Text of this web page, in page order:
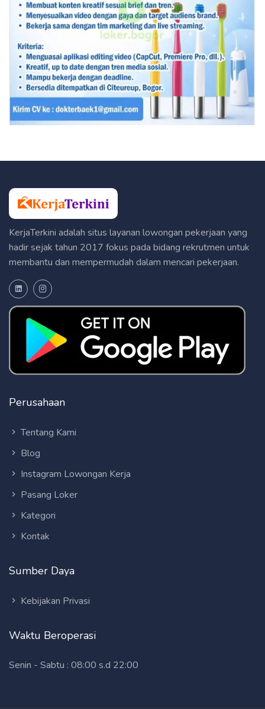
KerjaTerkini adalah situs layanan lowongan pekerjaan yang
hadir sejak tahun 2017 fokus pada bidang rekrutmen untuk
membantu dan mempermudah dalam mencari pekerjaan.
Perusahaan
Tentang Kami
Blog
Instagram Lowongan Kerja
Pasang Loker
Kategori
Kontak
Sumber Daya
Kebijakan Privasi
Waktu Beroperasi
Senin - Sabtu : 08:00 s.d 22:00